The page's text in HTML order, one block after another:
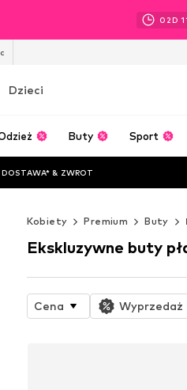
02D
Dzieci
Buty Sport
DOSTAWA* & ZWROT
Kobiety Premium Buty
Ekskluzywne buty
Cena Wyprzedaż